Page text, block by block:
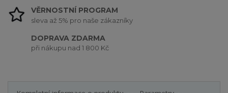
VĚRNOSTNÍ PROGRAM
sleva až 5% pro naše zákazníky
DOPRAVA ZDARMA
při nákupu nad 1 800 Kč